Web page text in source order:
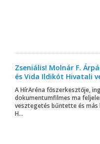
Zseniális! Molnár F.
és Vida Ildikót Hivatali
A HírAréna főszerkesztője,
dokumentumfilmes ma
vesztegetés bűntette és
H...